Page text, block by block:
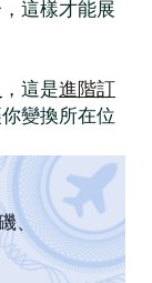
這樣才能展
，這是進階訂
變換所在位
、